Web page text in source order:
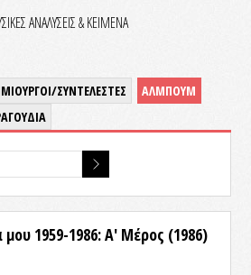
ΑΝΑΛΥΣΕΙΣ & KEIMENA
ΣΥΝΤΕΛΕΣΤΕΣ
ΑΛΜΠΟΥΜ
μου 1959-1986: Α' Μέρος (1986)